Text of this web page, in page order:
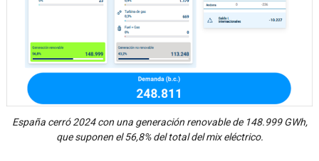
España cerró 2024 con una generación renovable de 148.999 GWh,
que suponen el 56,8% del total del mix eléctrico.